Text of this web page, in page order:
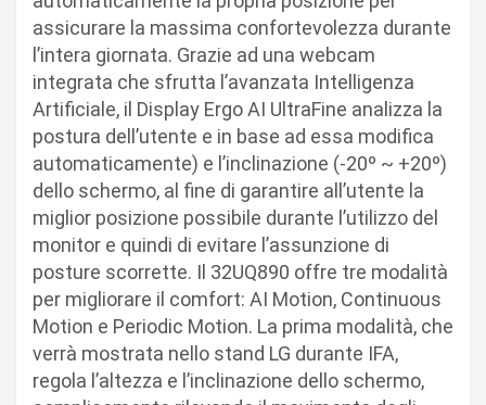
assicurare la massima confortevolezza durante
l’intera giornata. Grazie ad una webcam
integrata che sfrutta l’avanzata Intelligenza
Artificiale, il Display Ergo AI UltraFine analizza la
postura dell’utente e in base ad essa modifica
automaticamente) e l’inclinazione (-20º ~ +20º)
dello schermo, al fine di garantire all’utente la
miglior posizione possibile durante l’utilizzo del
monitor e quindi di evitare l’assunzione di
posture scorrette. Il 32UQ890 offre tre modalità
per migliorare il comfort: AI Motion, Continuous
Motion e Periodic Motion. La prima modalità, che
verrà mostrata nello stand LG durante IFA,
regola l’altezza e l’inclinazione dello schermo,